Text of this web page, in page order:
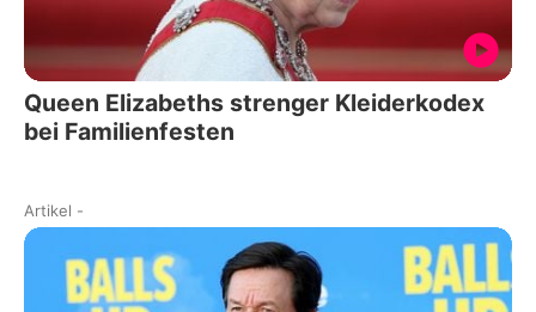
Queen Elizabeths strenger Kleiderkodex
bei Familienfesten
Artikel -